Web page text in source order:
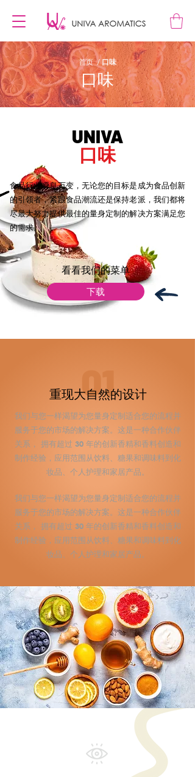
首页/口味
口味
UNIVA
口味
食品行业瞬息万变，无论您的目标是成为食品创新
的引领者，紧跟食品潮流还是保持老派，我们都将
尽最大努力提供最佳的量身定制的解决方案满足您
的需求。
看看我们的菜单
下载
01
重现大自然的设计
我们与您一样渴望为您量身定制适合您的流程并
服务于您的市场的解决方案。这是一种合作伙伴
关系， 拥有超过 30 年的创新香精和香料创造和
制作经验 ，应用范围从饮料、糖果和调味料到化
妆品、个人护理和家居产品。
我们与您一样渴望为您量身定制适合您的流程并
服务于您的市场的解决方案。这是一种合作伙伴
关系， 拥有超过 30 年的创新香精和香料创造和
制作经验 ，应用范围从饮料、糖果和调味料到化
妆品、个人护理和家居产品。